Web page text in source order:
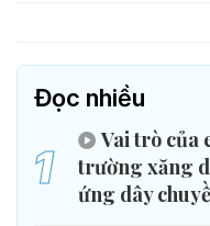
Đọc nhiều
1
Vai trò của
trường xăng
ứng dây